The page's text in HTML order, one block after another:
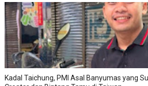
Kadal Taichung, PMI Asal Banyumas yang